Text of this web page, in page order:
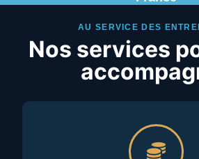
AU SERVICE DES
Nos services